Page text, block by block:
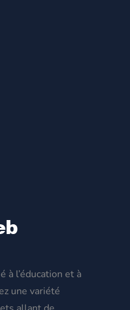
à l’éducation et à
une variété